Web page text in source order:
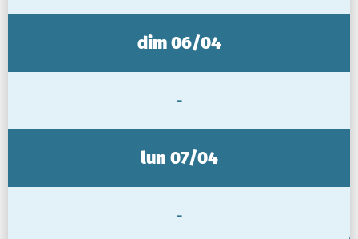
dim 06/04
-
lun 07/04
-